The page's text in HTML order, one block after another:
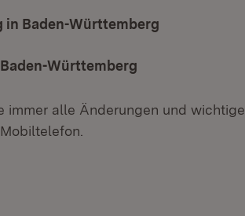
in Baden-Württemberg
Württemberg
immer alle Änderungen und wichtige